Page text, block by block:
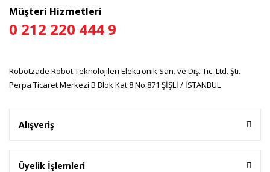
Müşteri Hizmetleri
0 212 220 444 9
Robotzade Robot Teknolojileri Elektronik San. ve Dış. Tic. Ltd. Şti.
Perpa Ticaret Merkezi B Blok Kat:8 No:871 ŞİŞLİ / İSTANBUL
Alışveriş
Üyelik İşlemleri